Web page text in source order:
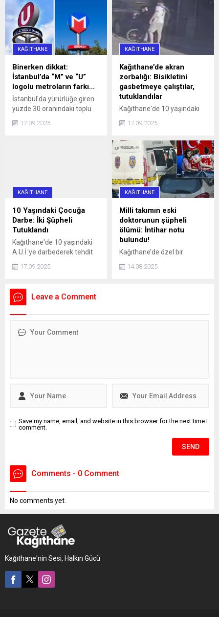
hatalı park nedeniyle
caddeyi araç trafiğine
kapattı. Araç sürücüleri ile
halk otobüsündeki
yurttaşlar, uzun bir süre
aracın sürücüsüne
ulaşmaya ...
KAĞITHANE
Binerken dikkat:
İstanbul’da “M” ve “U”
logolu metroların farkı…
İstanbul'da yürürlüğe giren
yüzde 30 oranındaki toplu
ulaşım zammı, 'U' logolu
metrolar ve Marmaray'da
17.09.2025
KAĞITHANE
Kağıthane’de akran
zorbalığı: Bisikletini
gasbetmeye çalıştılar,
tutuklandılar
Kağıthane'de 10 yaşındaki
çocuğun bisikletini
gasbetmeye çalışan 16 ve
darbettikleri gerekçesiyle
tutuklandı.
17.09.2025
KAĞITHANE
10 Yaşındaki Çocuğa
Darbe: İki Şüpheli
Tutuklandı
Kağıthane'de 10 yaşındaki
A.U.İ.'ye darbederek tehdit
bir aracın çarpmasına neden
yaşındaki E.S. gözaltına
alındı. Şüpheliler, adliyeye
17.09.2025
KAĞITHANE
Milli takımın eski
doktorunun şüpheli
ölümü: İntihar notu
bulundu!
Kağıthane’de özel bir
olarak görev yapan doktor
intiharımı erteledim" yazılı
14.08.2025
Leave a Comment
Save my name, email, and website in this browser for the next time I
comment.
Comments - 0 Comment
No comments yet.
Kağıthane'nin Sesi, Halkın Gücü